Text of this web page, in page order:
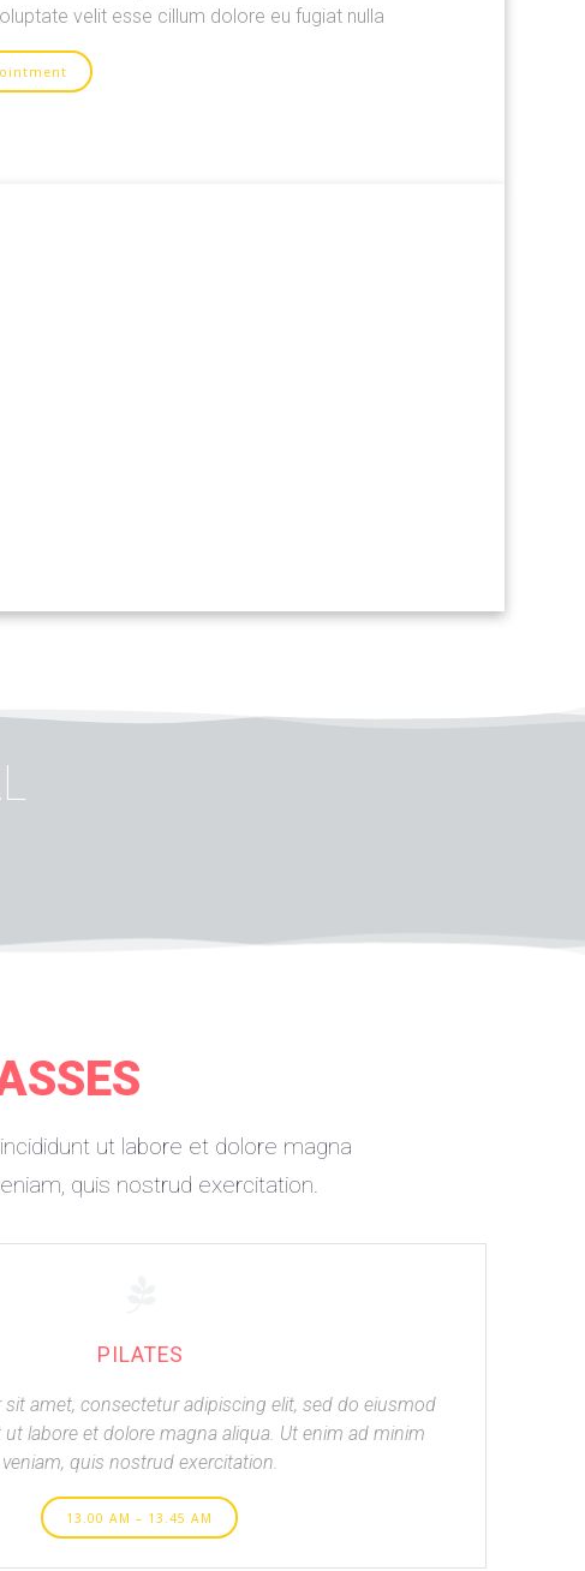
velit esse cillum dolore eu fugiat nulla
ut labore et dolore magna
quis nostrud exercitation.
PILATES
amet, consectetur adipiscing elit, sed do eiusmod
labore et dolore magna aliqua. Ut enim ad minim
veniam, quis nostrud exercitation.
13.00 AM – 13.45 AM